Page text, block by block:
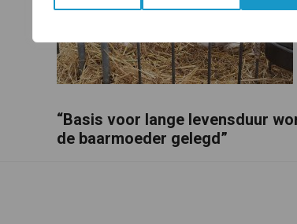
“Basis voor lange levensduur
de baarmoeder gelegd”